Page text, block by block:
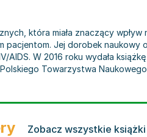
która miała znaczący
Jej dorobek
W 2016 roku wydała
Towarzystwa
Zobacz wszystkie książki